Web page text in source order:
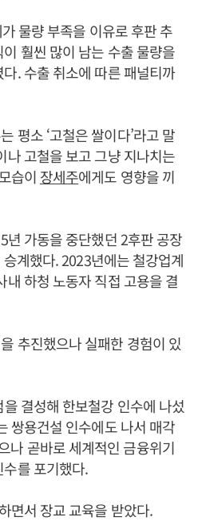
물량 부족을 이유로 후판 추
훨씬 많이 남는 수출 물량을
. 수출 취소에 따른 패널티까
평소 ‘고철은 쌀이다’라고 말
나 고철을 보고 그냥 지나치는
습이 장세주에게도 영향을 끼
년 가동을 중단했던 2후판 공장
계했다. 2023년에는 철강업계
내 하청 노동자 직접 고용을 결
추진했으나 실패한 경험이 있
결성해 한보철강 인수에 나섰
쌍용건설 인수에도 나서 매각
나 곧바로 세계적인 금융위기
를 포기했다.
면서 장교 교육을 받았다.